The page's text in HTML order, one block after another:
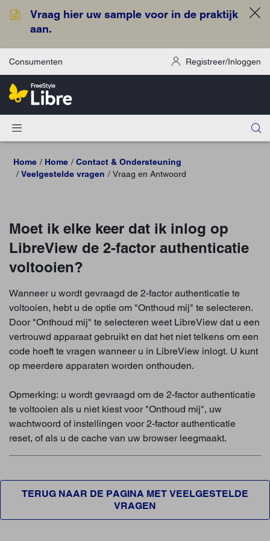
Vraag hier uw sample voor in de praktijk
aan.
Consumenten Registreer/Inloggen
Home Home
Contact & Ondersteuning
Veelgestelde vragen
Vraag en Antwoord
Moet ik elke keer dat ik inlog op
LibreView de 2-factor authenticatie
voltooien?
Wanneer u wordt gevraagd de 2-factor authenticatie te
voltooien, hebt u de optie om "Onthoud mij" te selecteren.
Door "Onthoud mij" te selecteren weet LibreView dat u een
vertrouwd apparaat gebruikt en dat het niet telkens om een
code hoeft te vragen wanneer u in LibreView inlogt. U kunt
op meerdere apparaten worden onthouden.
Opmerking: u wordt gevraagd om de 2-factor authenticatie
te voltooien als u niet kiest voor "Onthoud mij", uw
wachtwoord of instellingen voor 2-factor authenticatie
reset, of als u de cache van uw browser leegmaakt.
TERUG NAAR DE PAGINA MET VEELGESTELDE
VRAGEN